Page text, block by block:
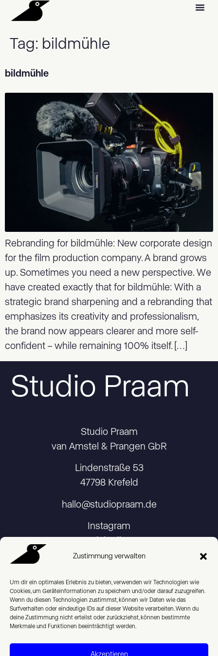
Zustimmung verwalten
Um dir ein optimales Erlebnis zu bieten, verwenden wir Technologien wie
Cookies, um Geräteinformationen zu speichern und/oder darauf zuzugreifen.
Wenn du diesen Technologien zustimmst, können wir Daten wie das
Surfverhalten oder eindeutige IDs auf dieser Website verarbeiten. Wenn du
deine Zustimmung nicht erteilst oder zurückziehst, können bestimmte
Merkmale und Funktionen beeinträchtigt werden.
Akzeptieren
Tag: bildmühle
bildmühle
Rebranding for bildmühle: New corporate design
for the film production company. A brand grows
up. Sometimes you need a new perspective. We
have created exactly that for bildmühle: With a
strategic brand sharpening and a rebranding that
emphasizes its creativity and professionalism,
the brand now appears clearer and more self-
confident – while remaining 100% itself. […]
Studio Praam
Studio Praam
van Amstel & Prangen GbR
Lindenstraße 53
47798 Krefeld
hallo@studiopraam.de
Instagram
Imprint
Privacy Policy
Cookie Policy (EU)